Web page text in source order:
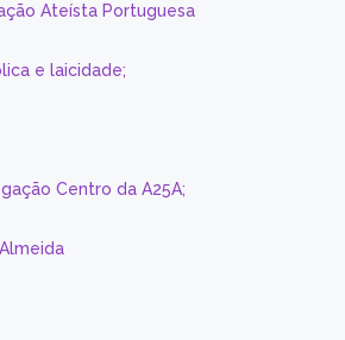
Ateísta Portuguesa
e laicidade;
Centro da A25A;